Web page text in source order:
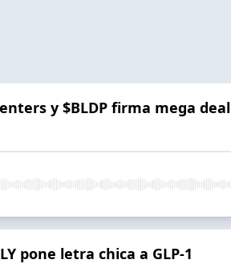
y $BLDP firma mega deal
pone letra chica a GLP-1